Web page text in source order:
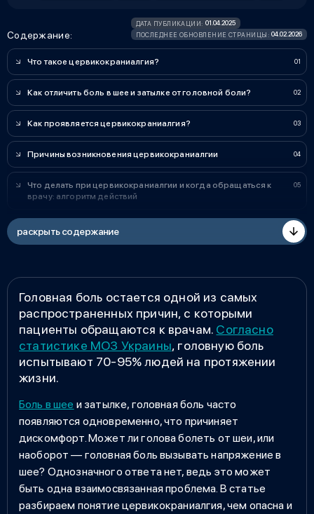
Содержание:
ДАТА ПУБЛИКАЦИИ: 01.04.2025
ПОСЛЕДНЕЕ ОБНОВЛЕНИЕ СТРАНИЦЫ: 04.02.2026
Что такое цервикокраниалгия?
Как отличить боль в шее и затылке от головной боли?
Как проявляется цервикокраниалгия?
Причины возникновения цервикокраниалгии
Что делать при цервикокраниалгии и когда обращаться к
врачу: алгоритм действий
раскрыть содержание
Головная боль остается одной из самых
распространенных причин, с которыми
пациенты обращаются к врачам. Согласно
статистике МОЗ Украины, головную боль
испытывают 70-95% людей на протяжении
жизни.
Боль в шее и затылке, головная боль часто
появляются одновременно, что причиняет
дискомфорт.Может ли голова болеть от шеи, или
наоборот — головная боль вызывать напряжение в
шее? Однозначного ответа нет, ведь это может
быть одна взаимосвязанная проблема. В статье
разбираем понятие цервикокраниалгия, чем опасна и